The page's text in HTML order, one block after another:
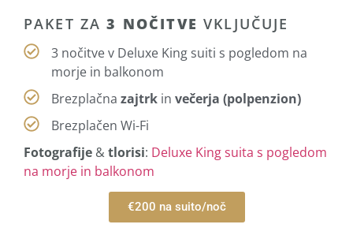
PAKET ZA3 NOČITVE VKLJUČUJE
3 nočitve v Deluxe King suiti s pogledom na
morje in balkonom
Brezplačna zajtrk in večerja (polpenzion)
Brezplačen Wi-Fi
Fotografije &tlorisi: Deluxe King suita s pogledom
na morje in balkonom
€200 na suito/noč